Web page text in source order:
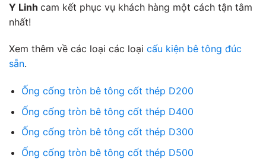
Y Linh cam kết phục vụ khách hàng một cách tận tâm
nhất!
Xem thêm về các loại các loại cấu kiện bê tông đúc
sẵn.
Ống cống tròn bê tông cốt thép D200
Ống cống tròn bê tông cốt thép D400
Ống cống tròn bê tông cốt thép D300
Ống cống tròn bê tông cốt thép D500